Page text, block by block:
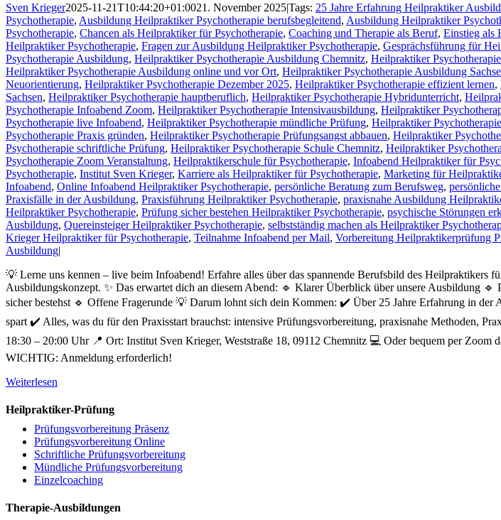
Sven Krieger2025-11-21T10:44:20+01:0021. November 2025|Tags: 25 Jahre Erfahrung Heilpraktiker
Psychotherapie, Ausbildung Heilpraktiker Psychotherapie berufsbegleitend, Ausbildung Heilpraktiker
Psychotherapie, Chancen als Heilpraktiker für Psychotherapie, Coaching und Therapie als Beruf, Einstieg als
Heilpraktiker Psychotherapie, Fragen zur Ausbildung Heilpraktiker Psychotherapie, Gesprächsführung für
Psychotherapie Ausbildung, Heilpraktiker Psychotherapie Ausbildung Chemnitz, Heilpraktiker
Heilpraktiker Psychotherapie Ausbildung online und vor Ort, Heilpraktiker Psychotherapie Ausbildung
Neuorientierung, Heilpraktiker Psychotherapie Dezember 2025, Heilpraktiker Psychotherapie effizient lernen,
Sachsen, Heilpraktiker Psychotherapie hauptberuflich, Heilpraktiker Psychotherapie Hybridunterricht,
Psychotherapie Infoabend Zoom, Heilpraktiker Psychotherapie Intensivausbildung, Heilpraktiker
Psychotherapie live Infoabend, Heilpraktiker Psychotherapie mündliche Prüfung, Heilpraktiker
Psychotherapie Praxis gründen, Heilpraktiker Psychotherapie Prüfungsangst abbauen, Heilpraktiker
Psychotherapie schriftliche Prüfung, Heilpraktiker Psychotherapie Schule Chemnitz, Heilpraktiker
Psychotherapie Zoom Veranstaltung, Heilpraktikerschule für Psychotherapie, Infoabend Heilpraktiker für
Psychotherapie, Institut Sven Krieger, Karriere als Heilpraktiker für Psychotherapie, Marketing für
Infoabend, Online Infoabend Heilpraktiker Psychotherapie, persönliche Beratung zum Berufsweg,
Praxisfälle in der Ausbildung, Praxisführung Heilpraktiker Psychotherapie, praxisnahe Ausbildung
Heilpraktiker Psychotherapie, Prüfung sicher bestehen Heilpraktiker Psychotherapie, psychische Störungen
Ausbildung, Quereinsteiger Heilpraktiker Psychotherapie, selbstständig machen als Heilpraktiker
Krieger Heilpraktiker für Psychotherapie, Teilnahme Infoabend per Mail, Vorbereitung Heilpraktikerprüfung
Ausbildung|
💡 Lerne uns kennen – live beim Infoabend! Erfahre alles über das spannende Berufsbild des Heilpraktikers
Ausbildungskonzept. ✨ Das erwartet dich an diesem Abend: 🔹 Klarer Überblick über unsere Ausbildung
sicher bestehst 🔹 Offene Fragerunde 💡 Darum lohnt sich dein Kommen: ✔️ Über 25 Jahre Erfahrung in
spart ✔️ Alles, was du für den Praxisstart brauchst: intensive Prüfungsvorbereitung, praxisnahe Methoden,
18:30 – 20:00 Uhr 📍 Ort: Institut Sven Krieger, Weststraße 18, 09112 Chemnitz 💻 Oder bequem per
WICHTIG: Anmeldung erforderlich!
Weiterlesen
Heilpraktiker-Prüfung
Prüfungsvorbereitung Präsenz
Prüfungsvorbereitung Online
Schriftliche Prüfungsvorbereitung
Mündliche Prüfungsvorbereitung
Einzelcoaching
Therapie-Ausbildungen